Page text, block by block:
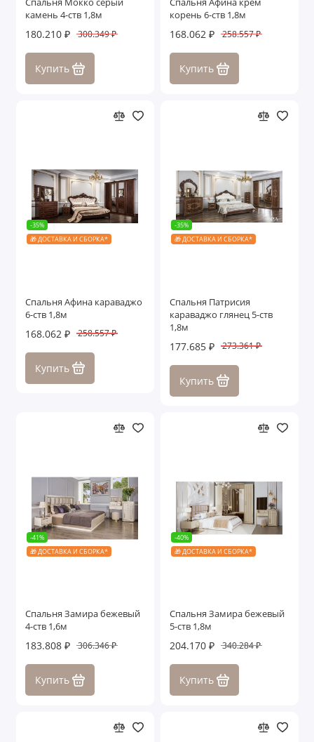
Спальня Мокко серый
камень 4-ств 1,8м
180.210 ₽ 300.349 ₽
Купить
Спальня Афина крем
корень 6-ств 1,8м
168.062 ₽ 258.557 ₽
Купить
-35%
🎁 ДОСТАВКА И СБОРКА*
Спальня Афина караваджо
6-ств 1,8м
168.062 ₽ 258.557 ₽
Купить
-35%
🎁 ДОСТАВКА И СБОРКА*
Спальня Патрисия
караваджо глянец 5-ств
1,8м
177.685 ₽ 273.361 ₽
Купить
-41%
🎁 ДОСТАВКА И СБОРКА*
Спальня Замира бежевый
4-ств 1,6м
183.808 ₽ 306.346 ₽
Купить
-40%
🎁 ДОСТАВКА И СБОРКА*
Спальня Замира бежевый
5-ств 1,8м
204.170 ₽ 340.284 ₽
Купить